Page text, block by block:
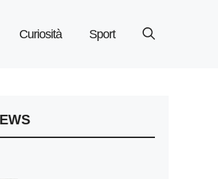
Curiosità Sport